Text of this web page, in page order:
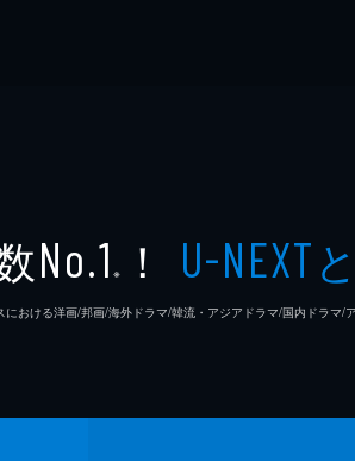
No.1 ※ ！ U-NEXT
おける洋画/邦画/海外ドラマ/韓流・アジアドラマ/国内ドラマ/